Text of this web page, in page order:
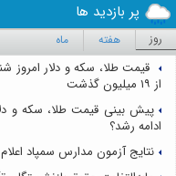
پر بازدید ها
روز هفته ماه
از ۱۹ میلیون گذشت
ادامه رشد؟
نتایج آزمون مدارس سمپاد اعلام